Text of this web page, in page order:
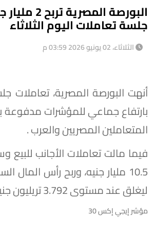
البورصة
جلسة تعاملات اليوم الثلاثاء
الثلاثاء، 02 يونيو 2026 03:59 م
أنهت البورصة المصرية، تعاملات
بارتفاع جماعي للمؤشرات
المتعاملين المصريين والعرب .
فيما مالت تعاملات الأجانب للبيع
ليغلق عند مستوى 3.792 تريليون جنيه.
مؤشر إيجي إكس 30